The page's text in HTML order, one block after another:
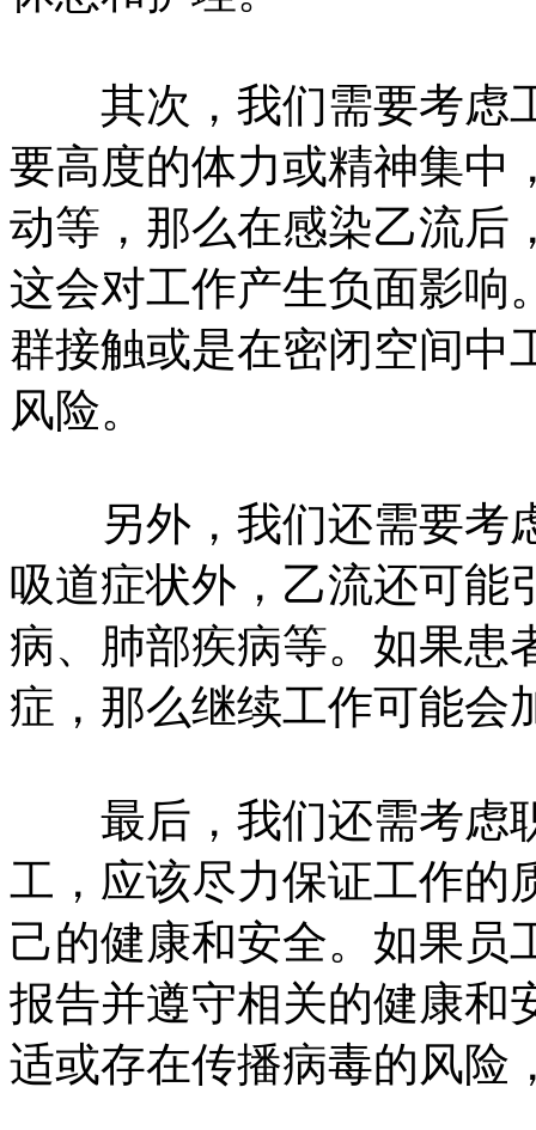
其次，我们需要考虑
要高度的体力或精神集中
动等，那么在感染乙流后
这会对工作产生负面影响
群接触或是在密闭空间中
风险。
另外，我们还需要考
吸道症状外，乙流还可能
病、肺部疾病等。如果患
症，那么继续工作可能会
最后，我们还需考虑
工，应该尽力保证工作的
己的健康和安全。如果员
报告并遵守相关的健康和
适或存在传播病毒的风险